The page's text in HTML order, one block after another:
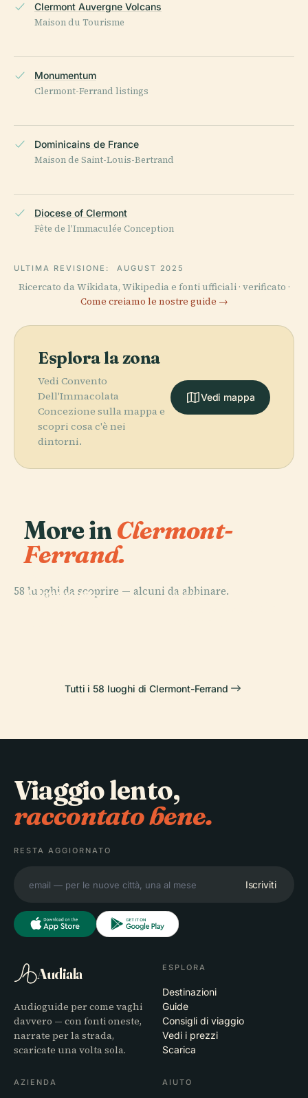
Clermont Auvergne Volcans
Maison du Tourisme
Monumentum
Clermont-Ferrand listings
Dominicains de France
Maison de Saint-Louis-Bertrand
Diocese of Clermont
Fête de l'Immaculée Conception
ULTIMA REVISIONE: AUGUST 2025
Ricercato da Wikidata, Wikipedia e fonti ufficiali · verificato ·
Come creiamo le nostre guide →
Esplora la zona
Vedi Convento
Dell'Immacolata
Concezione sulla mappa e
scopri cosa c'è nei
dintorni.
Vedi mappa
More inClermont-
Ferrand.
58 luoghi da scoprire — alcuni da abbinare.
PLACE
Clermont-
PLACE
PLACE PLACE
Tutti i 58 luoghi di Clermont-Ferrand
Viaggio lento,
raccontato bene.
RESTA AGGIORNATO
Iscriviti
Audiala
Audioguide per come vaghi
davvero — con fonti oneste,
narrate per la strada,
scaricate una volta sola.
ESPLORA
Destinazioni
Guide
Consigli di viaggio
Vedi i prezzi
Scarica
AZIENDA AIUTO